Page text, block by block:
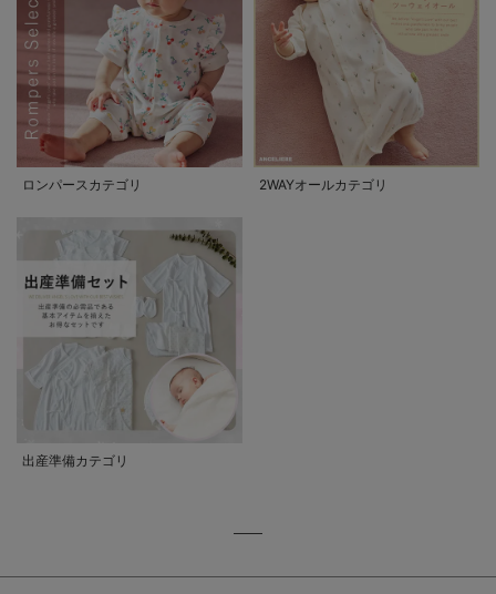
ロンパースカテゴリ 2WAYオールカテゴリ
出産準備カテゴリ